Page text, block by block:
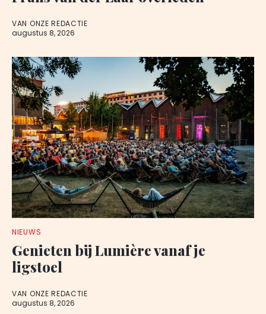
VAN ONZE REDACTIE
augustus 8, 2026
NIEUWS
Genieten bij Lumière vanaf je
ligstoel
VAN ONZE REDACTIE
augustus 8, 2026